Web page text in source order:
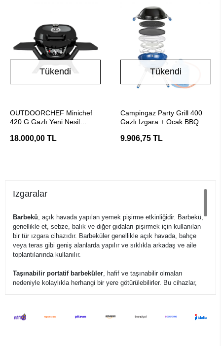
Tükendi
OUTDOORCHEF Minichef
420 G Gazlı Yeni Nesil
18.000,00 TL
Tükendi
Campingaz Party Grill 400
Gazlı Izgara + Ocak BBQ
9.906,75 TL
Izgaralar
Barbekü, açık havada yapılan yemek pişirme etkinliğidir. Barbekü,
genellikle et, sebze, balık ve diğer gıdaları pişirmek için kullanılan
bir tür ızgara cihazıdır. Barbeküler genellikle açık havada, bahçe
veya teras gibi geniş alanlarda yapılır ve sıklıkla arkadaş ve aile
toplantılarında kullanılır.
Taşınabilir portatif barbeküler, hafif ve taşınabilir olmaları
nedeniyle kolaylıkla herhangi bir yere götürülebilirler. Bu cihazlar,
Barbekü ve ızgara aksesuarları , barbekü etkinliğini kolaylaştırmak